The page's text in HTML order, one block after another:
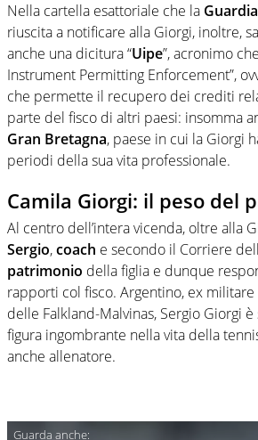
Nella cartella esattoriale che la
riuscita a notificare alla Giorgi, inoltre,
anche una dicitura “Uipe”, acronimo
Instrument Permitting Enforcement”,
che permette il recupero dei crediti
parte del fisco di altri paesi: insomma
Gran Bretagna, paese in cui la Giorgi
periodi della sua vita professionale.
Camila Giorgi: il peso del
Al centro dell’intera vicenda, oltre alla
Sergio,coach e secondo il Corriere
patrimonio della figlia e dunque
rapporti col fisco. Argentino, ex
delle Falkland-Malvinas, Sergio Giorgi
figura ingombrante nella vita della
anche allenatore.